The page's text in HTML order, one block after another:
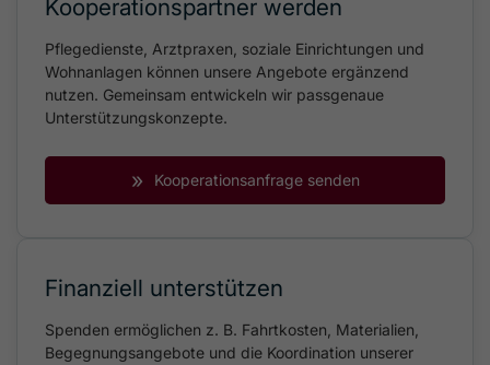
Kooperationspartner werden
Pflegedienste, Arztpraxen, soziale Einrichtungen und
Wohnanlagen können unsere Angebote ergänzend
nutzen. Gemeinsam entwickeln wir passgenaue
Unterstützungskonzepte.
» Kooperationsanfrage senden
Finanziell unterstützen
Spenden ermöglichen z. B. Fahrtkosten, Materialien,
Begegnungsangebote und die Koordination unserer